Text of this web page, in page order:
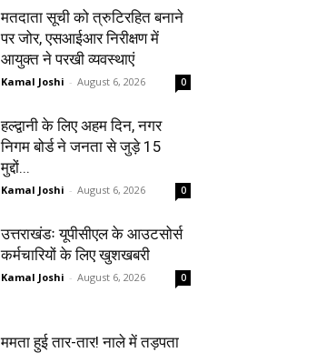
मतदाता सूची को त्रुटिरहित बनाने
पर जोर, एसआईआर निरीक्षण में
आयुक्त ने परखी व्यवस्थाएं
Kamal Joshi - August 6, 2026 0
हल्द्वानी के लिए अहम दिन, नगर
निगम बोर्ड ने जनता से जुड़े 15
मुद्दों...
Kamal Joshi - August 6, 2026 0
उत्तराखंडः यूपीसीएल के आउटसोर्स
कर्मचारियों के लिए खुशखबरी
Kamal Joshi - August 6, 2026 0
ममता हुई तार-तार! नाले में तड़पता